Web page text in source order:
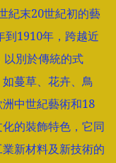
紀末20世紀初的藝
到1910年，跨越近
以別於傳統的式
蔓草、花卉、鳥
中世紀藝術和18
的裝飾特色，它同
新材料及新技術的